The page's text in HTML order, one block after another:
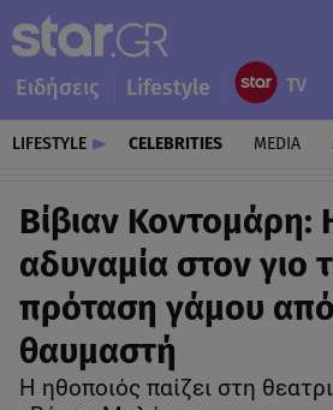
Ειδήσεις Lifestyle
LIFESTYLE CELEBRITIES MEDIA
Βίβιαν Κοντομάρη:
αδυναμία στον γιο
πρόταση γάμου από
θαυμαστή
Η ηθοποιός παίζει στη